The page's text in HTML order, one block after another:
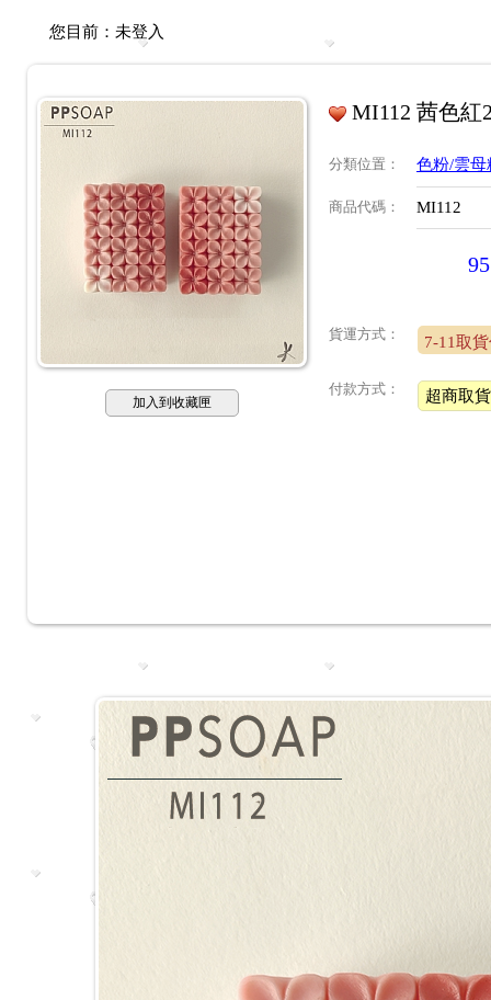
您目前： 未登入
加入到收藏匣
MI112 茜色紅
分類位置 ： 色粉/雲母
商品代碼 ： MI112
95
貨運方式： 7-11取
付款方式： 超商取貨